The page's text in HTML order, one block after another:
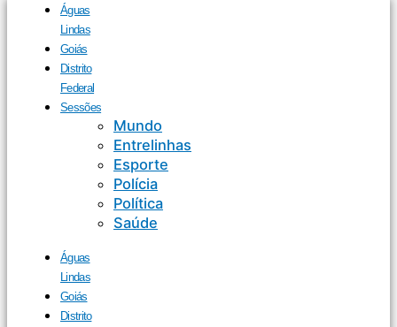
Águas
Lindas
Goiás
Distrito
Federal
Sessões
Mundo
Entrelinhas
Esporte
Polícia
Política
Saúde
Águas
Lindas
Goiás
Distrito